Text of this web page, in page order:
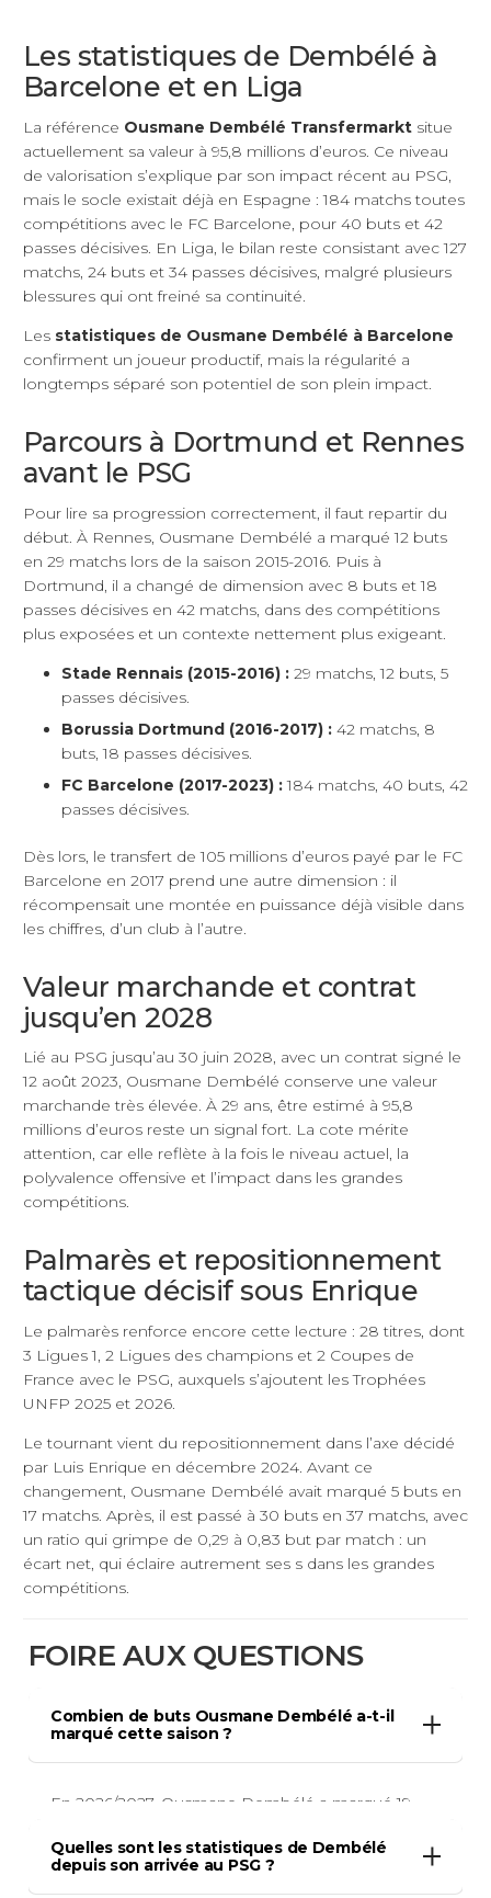
Les statistiques de Dembélé à
Barcelone et en Liga
La référence Ousmane Dembélé Transfermarkt situe
actuellement sa valeur à 95,8 millions d’euros. Ce niveau
de valorisation s’explique par son impact récent au PSG,
mais le socle existait déjà en Espagne : 184 matchs toutes
compétitions avec le FC Barcelone, pour 40 buts et 42
passes décisives. En Liga, le bilan reste consistant avec 127
matchs, 24 buts et 34 passes décisives, malgré plusieurs
blessures qui ont freiné sa continuité.
Les statistiques de Ousmane Dembélé à Barcelone
confirment un joueur productif, mais la régularité a
longtemps séparé son potentiel de son plein impact.
Parcours à Dortmund et Rennes
avant le PSG
Pour lire sa progression correctement, il faut repartir du
début. À Rennes, Ousmane Dembélé a marqué 12 buts
en 29 matchs lors de la saison 2015-2016. Puis à
Dortmund, il a changé de dimension avec 8 buts et 18
passes décisives en 42 matchs, dans des compétitions
plus exposées et un contexte nettement plus exigeant.
Stade Rennais (2015-2016) : 29 matchs, 12 buts, 5
passes décisives.
Borussia Dortmund (2016-2017) : 42 matchs, 8
buts, 18 passes décisives.
FC Barcelone (2017-2023) :184 matchs, 40 buts, 42
passes décisives.
Dès lors, le transfert de 105 millions d’euros payé par le FC
Barcelone en 2017 prend une autre dimension : il
récompensait une montée en puissance déjà visible dans
les chiffres, d’un club à l’autre.
Valeur marchande et contrat
jusqu’en 2028
Lié au PSG jusqu’au 30 juin 2028, avec un contrat signé le
12 août 2023, Ousmane Dembélé conserve une valeur
marchande très élevée. À 29 ans, être estimé à 95,8
millions d’euros reste un signal fort. La cote mérite
attention, car elle reflète à la fois le niveau actuel, la
polyvalence offensive et l’impact dans les grandes
compétitions.
Palmarès et repositionnement
tactique décisif sous Enrique
Le palmarès renforce encore cette lecture : 28 titres, dont
3 Ligues 1, 2 Ligues des champions et 2 Coupes de
France avec le PSG, auxquels s’ajoutent les Trophées
UNFP 2025 et 2026.
Le tournant vient du repositionnement dans l’axe décidé
par Luis Enrique en décembre 2024. Avant ce
changement, Ousmane Dembélé avait marqué 5 buts en
17 matchs. Après, il est passé à 30 buts en 37 matchs, avec
un ratio qui grimpe de 0,29 à 0,83 but par match : un
écart net, qui éclaire autrement ses s dans les grandes
compétitions.
FOIRE AUX QUESTIONS
Combien de buts Ousmane Dembélé a-t-il
marqué cette saison ?
En 2026/2027, Ousmane Dembélé a marqué 19
avec le PSG, toutes compétitions confondues : 10
buts en Ligue 1, 8 en Ligue des champions et 1 en
Quelles sont les statistiques de Dembélé
depuis son arrivée au PSG ?